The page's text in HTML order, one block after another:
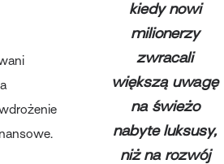
kiedy nowi
milionerzy
zwracali
większą uwagę
na świeżo
nabyte luksusy,
niż na rozwój